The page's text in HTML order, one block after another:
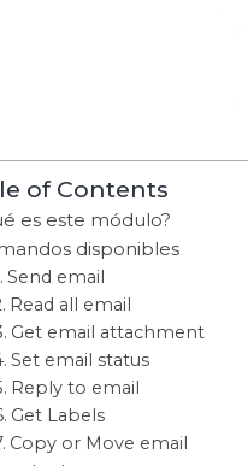
of Contents
es este módulo?
disponibles
Send email
Read all email
Get email attachment
Set email status
Reply to email
Get Labels
Copy or Move email